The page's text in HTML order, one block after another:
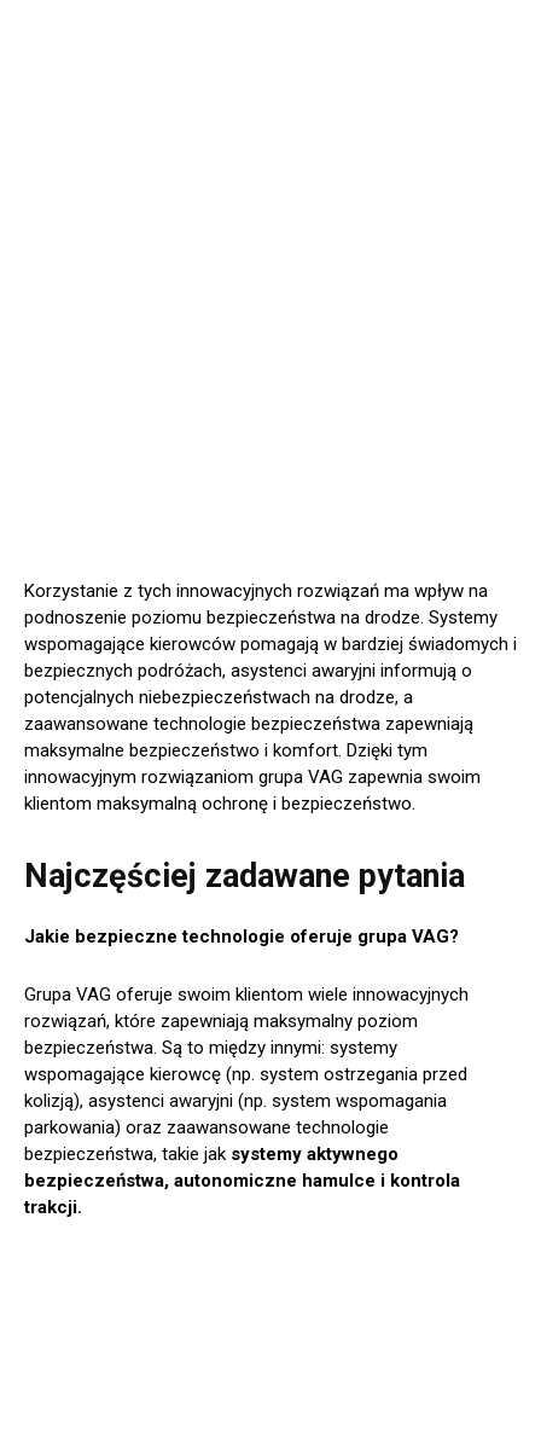
Korzystanie z tych innowacyjnych rozwiązań ma wpływ na
podnoszenie poziomu bezpieczeństwa na drodze. Systemy
wspomagające kierowców pomagają w bardziej świadomych i
bezpiecznych podróżach, asystenci awaryjni informują o
potencjalnych niebezpieczeństwach na drodze, a
zaawansowane technologie bezpieczeństwa zapewniają
maksymalne bezpieczeństwo i komfort. Dzięki tym
innowacyjnym rozwiązaniom grupa VAG zapewnia swoim
klientom maksymalną ochronę i bezpieczeństwo.
Najczęściej zadawane pytania
Jakie bezpieczne technologie oferuje grupa VAG?
Grupa VAG oferuje swoim klientom wiele innowacyjnych
rozwiązań, które zapewniają maksymalny poziom
bezpieczeństwa. Są to między innymi: systemy
wspomagające kierowcę (np. system ostrzegania przed
kolizją), asystenci awaryjni (np. system wspomagania
parkowania) oraz zaawansowane technologie
bezpieczeństwa, takie jak systemy aktywnego
bezpieczeństwa, autonomiczne hamulce i kontrola
trakcji.